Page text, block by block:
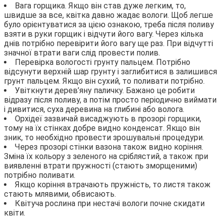
Вага горщика. Якщо він став дуже легким, то,
швидше за все, квітка давно жадає вологи. Щоб легше
було орієнтуватися за цією ознакою, треба після поливу
взяти в руки горщик і відчути його вагу. Через кілька
днів потрібно перевірити його вагу ще раз. При відчутті
значної втрати ваги слід провести полив.
Перевірка вологості грунту пальцем. Потрібно
відсунути верхній шар грунту і заглибитися в залишився
грунт пальцем. Якщо він сухий, то поливати потрібно.
Увіткнути дерев’яну паличку. Бажано це робити
відразу після поливу, а потім просто періодично виймати
і дивитися, суха деревина на глибині або волога.
Орхідеї зазвичай висаджують в прозорі горщики,
тому на їх стінках добре видно конденсат. Якщо він
зник, то необхідно провести зрошувальні процедури.
Через прозорі стінки вазона також видно коріння.
Зміна їх кольору з зеленого на сріблястий, а також при
виявленні втрати пружності (стають зморщеними)
потрібно поливати.
Якщо коріння втрачають пружність, то листя також
стають млявими, обвисають.
Квітуча рослина при нестачі вологи почне скидати
квіти.